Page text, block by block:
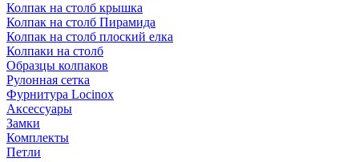
Колпак на столб крышка
Колпак на столб Пирамида
Колпак на столб плоский елка
Колпаки на столб
Образцы колпаков
Рулонная сетка
Фурнитура Locinox
Аксессуары
Замки
Комплекты
Петли